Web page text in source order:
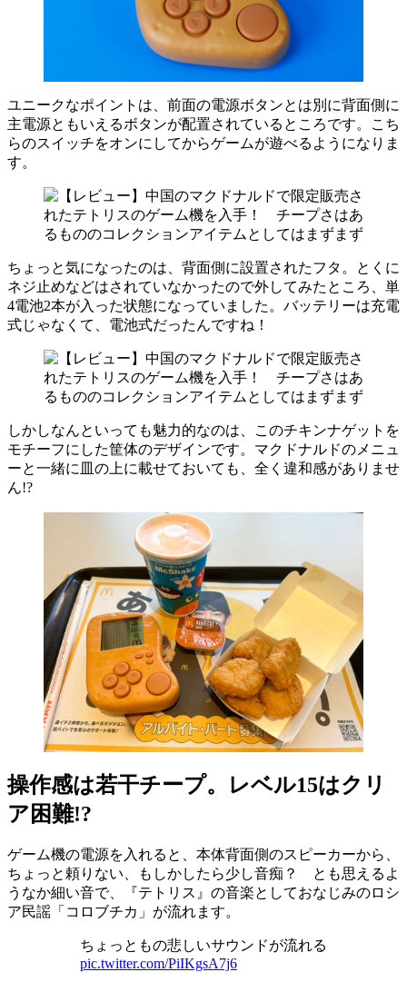
ユニークなポイントは、前面の電源ボタンとは別に背面側に
主電源ともいえるボタンが配置されているところです。こち
らのスイッチをオンにしてからゲームが遊べるようになりま
す。
ちょっと気になったのは、背面側に設置されたフタ。とくに
ネジ止めなどはされていなかったので外してみたところ、単
4電池2本が入った状態になっていました。バッテリーは充電
式じゃなくて、電池式だったんですね！
しかしなんといっても魅力的なのは、このチキンナゲットを
モチーフにした筐体のデザインです。マクドナルドのメニュ
ーと一緒に皿の上に載せておいても、全く違和感がありませ
ん!?
操作感は若干チープ。レベル15はクリ
ア困難!?
ゲーム機の電源を入れると、本体背面側のスピーカーから、
ちょっと頼りない、もしかしたら少し音痴？ とも思えるよ
うなか細い音で、『テトリス』の音楽としておなじみのロシ
ア民謡「コロブチカ」が流れます。
ちょっともの悲しいサウンドが流れる
pic.twitter.com/PiIKgsA7j6